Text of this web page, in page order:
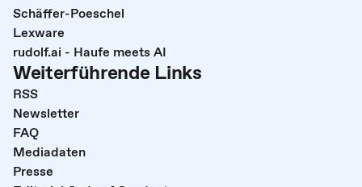
Schäffer-Poeschel
Lexware
rudolf.ai - Haufe meets AI
Weiterführende Links
RSS
Newsletter
FAQ
Mediadaten
Presse